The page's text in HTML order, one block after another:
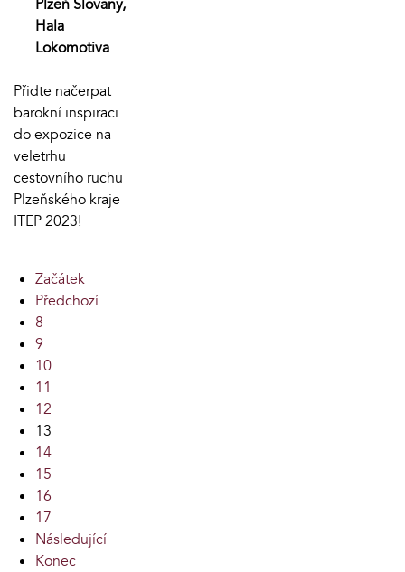
Plzeň Slovany,
Hala
Lokomotiva
Přidte načerpat
barokní inspiraci
do expozice na
veletrhu
cestovního ruchu
Plzeňského kraje
ITEP 2023!
Začátek
Předchozí
8
9
10
11
12
13
14
15
16
17
Následující
Konec